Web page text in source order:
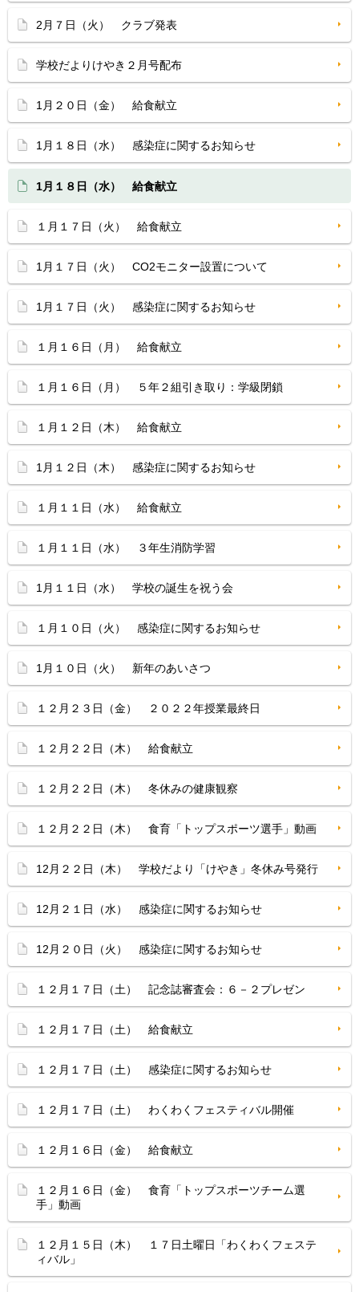
2月７日（火） クラブ発表
学校だよりけやき２月号配布
1月２０日（金） 給食献立
1月１８日（水） 感染症に関するお知らせ
1月１８日（水） 給食献立
１月１７日（火） 給食献立
1月１７日（火） CO2モニター設置について
1月１７日（火） 感染症に関するお知らせ
１月１６日（月） 給食献立
１月１６日（月） ５年２組引き取り：学級閉鎖
１月１２日（木） 給食献立
1月１２日（木） 感染症に関するお知らせ
１月１１日（水） 給食献立
１月１１日（水） ３年生消防学習
1月１１日（水） 学校の誕生を祝う会
１月１０日（火） 感染症に関するお知らせ
1月１０日（火） 新年のあいさつ
１２月２３日（金） ２０２２年授業最終日
１２月２２日（木） 給食献立
１２月２２日（木） 冬休みの健康観察
１２月２２日（木） 食育「トップスポーツ選手」動画
12月２２日（木） 学校だより「けやき」冬休み号発行
12月２１日（水） 感染症に関するお知らせ
12月２０日（火） 感染症に関するお知らせ
１２月１７日（土） 記念誌審査会：６－２プレゼン
１２月１７日（土） 給食献立
１２月１７日（土） 感染症に関するお知らせ
１２月１７日（土） わくわくフェスティバル開催
１２月１６日（金） 給食献立
１２月１６日（金） 食育「トップスポーツチーム選
手」動画
１２月１５日（木） １７日土曜日「わくわくフェステ
ィバル」